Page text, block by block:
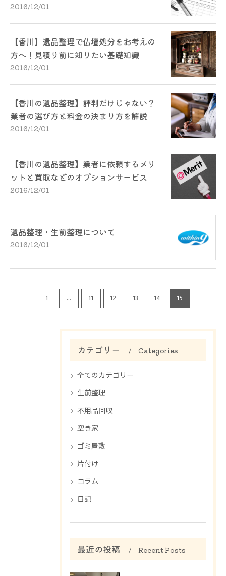
2016/12/01
【香川】遺品整理で仏壇処分をお考えの
方へ！見積り前に知りたい基礎知識
2016/12/01
【香川の遺品整理】評判だけじゃない？
業者の選び方と料金の決まり方を解説
2016/12/01
【香川の遺品整理】業者に依頼するメリ
ットと買取などのオプションサービス
2016/12/01
遺品整理・生前整理について
2016/12/01
1 ... 11 12 13 14 15
カテゴリー Categories
全てのカテゴリー
生前整理
不用品回収
空き家
ゴミ屋敷
片付け
コラム
日記
最近の投稿 Recent Posts